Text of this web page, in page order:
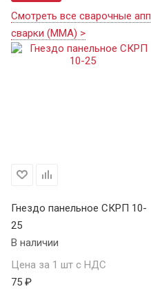
Смотреть все сварочные
сварки (MMA) >
Гнездо панельное СКРП 10-
25
В наличии
Цена за 1 шт с НДС
75 ₽